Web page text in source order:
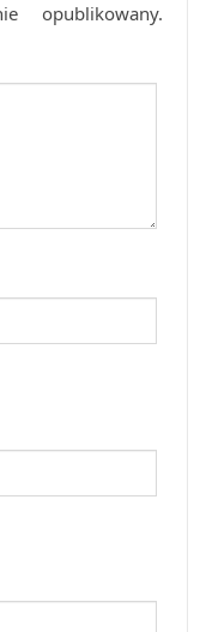
opublikowany.